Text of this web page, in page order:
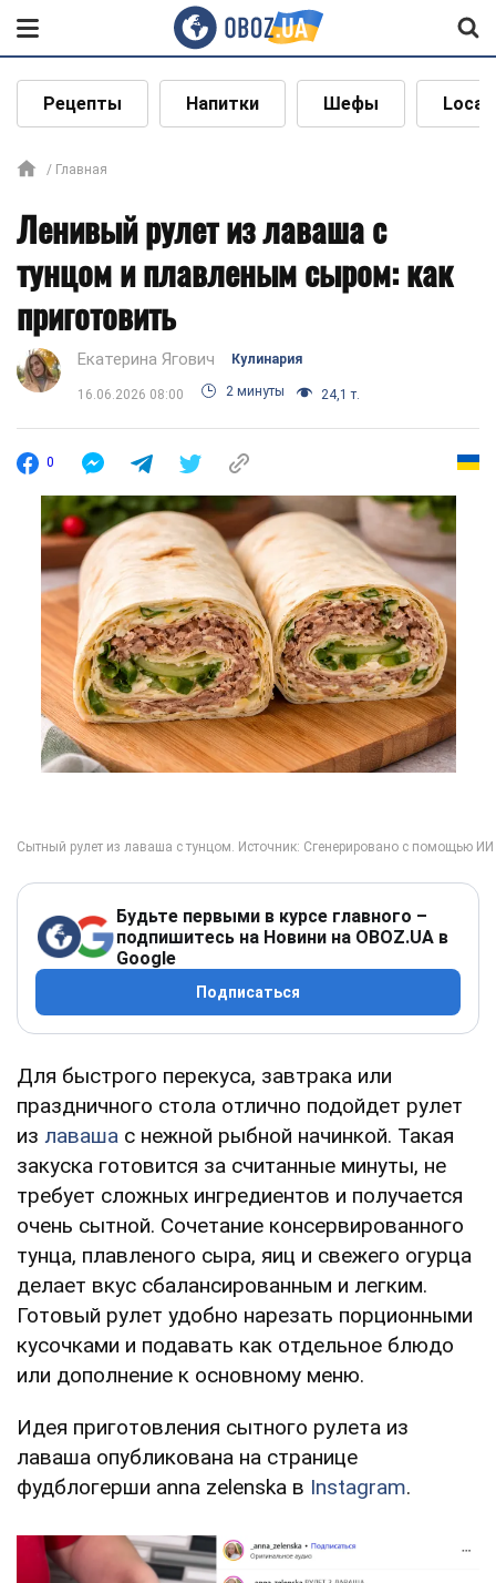
Рецепты Напитки Шефы Local
Главная
Ленивый рулет из лаваша с
тунцом и плавленым сыром: как
приготовить
Екатерина Ягович Кулинария
16.06.2026 08:00 2 минуты 24,1 т.
0
Будьте первыми в курсе главного –
подпишитесь на Новини на OBOZ.UA в
Google
Подписаться
Для быстрого перекуса, завтрака или
праздничного стола отлично подойдет рулет
из лаваша с нежной рыбной начинкой. Такая
закуска готовится за считанные минуты, не
требует сложных ингредиентов и получается
очень сытной. Сочетание консервированного
тунца, плавленого сыра, яиц и свежего огурца
делает вкус сбалансированным и легким.
Готовый рулет удобно нарезать порционными
кусочками и подавать как отдельное блюдо
или дополнение к основному меню.
Идея приготовления сытного рулета из
лаваша опубликована на странице
фудблогерши anna zelenska в Instagram.